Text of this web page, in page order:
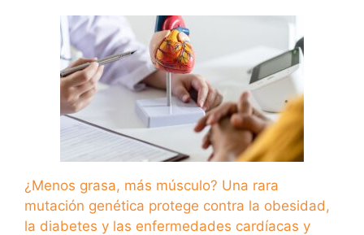
¿Menos grasa, más músculo? Una rara
mutación genética protege contra la obesidad,
la diabetes y las enfermedades cardíacas y